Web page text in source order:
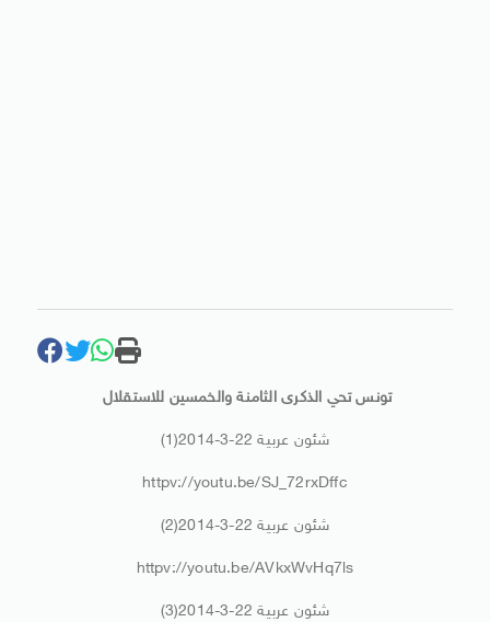
تونس تحي الذكرى الثامنة والخمسين للاستقلال
شئون عربية 22-3-2014(1)
httpv://youtu.be/SJ_72rxDffc
شئون عربية 22-3-2014(2)
httpv://youtu.be/AVkxWvHq7ls
شئون عربية 22-3-2014(3)